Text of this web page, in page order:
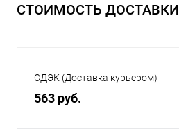
СТОИМОСТЬ ДОСТАВКИ
СДЭК (Доставка курьером)
563 руб.